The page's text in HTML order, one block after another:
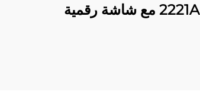
2221A مع شاشة رقمية